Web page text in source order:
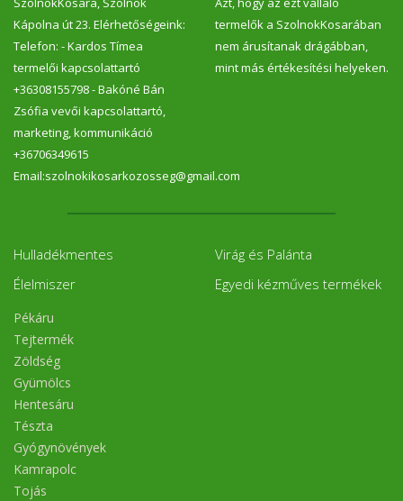
Kápolna út 23. Elérhetőségeink:
Telefon: - Kardos Tímea
termelői kapcsolattartó
+36308155798 - Bakóné Bán
Zsófia vevői kapcsolattartó,
marketing, kommunikáció
+36706349615
Email:szolnokikosarkozosseg@gmail.com
termelők a SzolnokKosarában
nem árusítanak drágábban,
mint más értékesítési helyeken.
Hulladékmentes
Élelmiszer
Pékáru
Tejtermék
Zöldség
Gyümölcs
Hentesáru
Tészta
Gyógynövények
Kamrapolc
Tojás
Virág és Palánta
Egyedi kézműves termékek